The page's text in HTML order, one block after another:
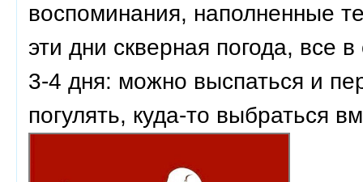
воспоминания, наполненные
эти дни скверная погода, все
3-4 дня: можно выспаться и
погулять, куда-то выбраться